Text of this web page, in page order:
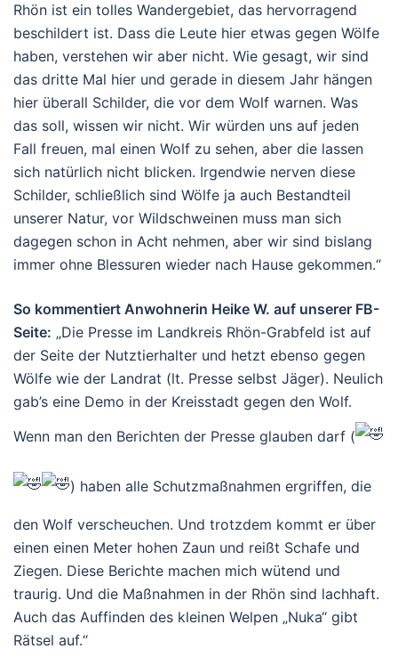
Rhön ist ein tolles Wandergebiet, das hervorragend
beschildert ist. Dass die Leute hier etwas gegen Wölfe
haben, verstehen wir aber nicht. Wie gesagt, wir sind
das dritte Mal hier und gerade in diesem Jahr hängen
hier überall Schilder, die vor dem Wolf warnen. Was
das soll, wissen wir nicht. Wir würden uns auf jeden
Fall freuen, mal einen Wolf zu sehen, aber die lassen
sich natürlich nicht blicken. Irgendwie nerven diese
Schilder, schließlich sind Wölfe ja auch Bestandteil
unserer Natur, vor Wildschweinen muss man sich
dagegen schon in Acht nehmen, aber wir sind bislang
immer ohne Blessuren wieder nach Hause gekommen.“
So kommentiert Anwohnerin Heike W. auf unserer FB-
Seite: „Die Presse im Landkreis Rhön-Grabfeld ist auf
der Seite der Nutztierhalter und hetzt ebenso gegen
Wölfe wie der Landrat (lt. Presse selbst Jäger). Neulich
gab’s eine Demo in der Kreisstadt gegen den Wolf.
Wenn man den Berichten der Presse glauben darf (
) haben alle Schutzmaßnahmen ergriffen, die
den Wolf verscheuchen. Und trotzdem kommt er über
einen einen Meter hohen Zaun und reißt Schafe und
Ziegen. Diese Berichte machen mich wütend und
traurig. Und die Maßnahmen in der Rhön sind lachhaft.
Auch das Auffinden des kleinen Welpen „Nuka“ gibt
Rätsel auf.“